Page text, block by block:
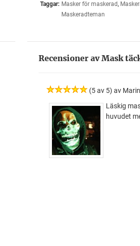
Taggar: Masker för maskerad,
Maskeradteman
Recensioner av Mask
(5 av 5) av
Läskig
huvudet